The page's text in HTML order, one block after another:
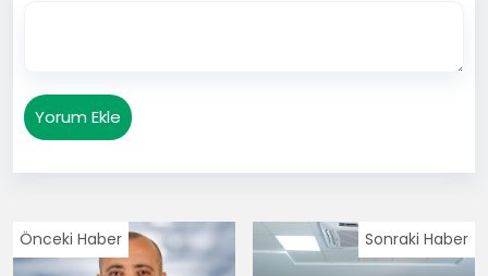
Yorum Ekle
Önceki Haber Sonraki Haber